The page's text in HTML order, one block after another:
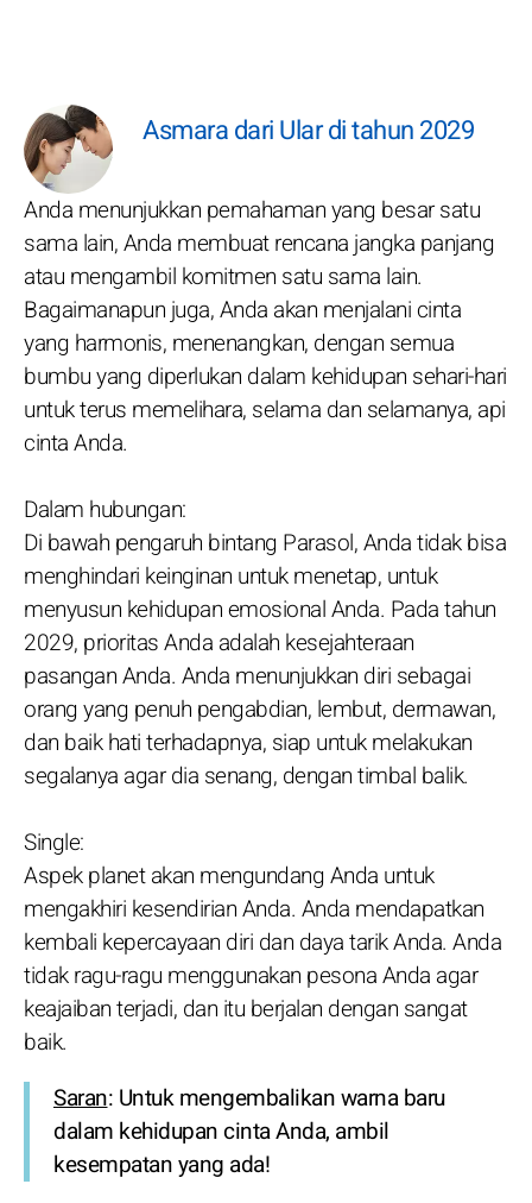
Asmara dari Ular di tahun 2029
Anda menunjukkan pemahaman yang besar satu
sama lain, Anda membuat rencana jangka panjang
atau mengambil komitmen satu sama lain.
Bagaimanapun juga, Anda akan menjalani cinta
yang harmonis, menenangkan, dengan semua
bumbu yang diperlukan dalam kehidupan sehari-hari
untuk terus memelihara, selama dan selamanya, api
cinta Anda.
Dalam hubungan:
Di bawah pengaruh bintang Parasol, Anda tidak bisa
menghindari keinginan untuk menetap, untuk
menyusun kehidupan emosional Anda. Pada tahun
2029, prioritas Anda adalah kesejahteraan
pasangan Anda. Anda menunjukkan diri sebagai
orang yang penuh pengabdian, lembut, dermawan,
dan baik hati terhadapnya, siap untuk melakukan
segalanya agar dia senang, dengan timbal balik.
Single:
Aspek planet akan mengundang Anda untuk
mengakhiri kesendirian Anda. Anda mendapatkan
kembali kepercayaan diri dan daya tarik Anda. Anda
tidak ragu-ragu menggunakan pesona Anda agar
keajaiban terjadi, dan itu berjalan dengan sangat
baik.
Saran: Untuk mengembalikan warna baru
dalam kehidupan cinta Anda, ambil
kesempatan yang ada!